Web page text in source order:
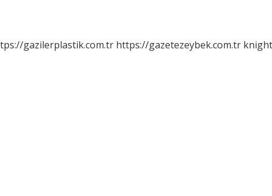
gazilerplastik.com.tr https://gazetezeybek.com.tr